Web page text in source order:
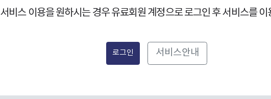
서비스 이용을 원하시는 경우 유료회원 계정으로 로그인 후 서비스를
로그인 서비스안내